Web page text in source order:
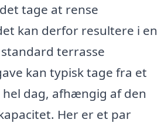
tage at rense
kan derfor resultere i en
terrasse
kan typisk tage fra et
dag, afhængig af den
Her er et par